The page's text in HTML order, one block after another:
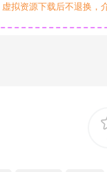
拟资源下载后不退换，